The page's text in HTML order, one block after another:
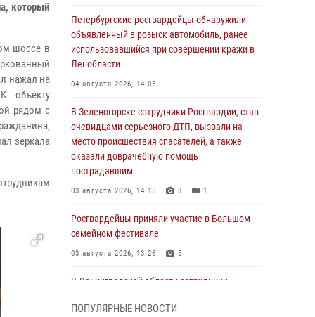
который
шоссе в
нажал на
объекту
рядом с
зеркала
Петербургские росгвардейцы обнаружили
объявленный в розыск автомобиль, ранее
использовавшийся при совершении кражи в
Ленобласти
04 августа 2026, 14:05
В Зеленогорске сотрудники Росгвардии, став
очевидцами серьезного ДТП, вызвали на
место происшествия спасателей, а также
оказали доврачебную помощь
пострадавшим
03 августа 2026, 14:15 3 1
Росгвардейцы приняли участие в Большом
семейном фестивале
03 августа 2026, 13:26 5
В Ленинградской области сотрудники
мальчика с нарушением слуха и помогли ему
ПОПУЛЯРНЫЕ НОВОСТИ